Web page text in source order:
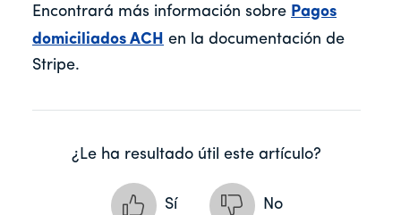
Encontrará más información sobre Pagos
domiciliados ACH en la documentación de
Stripe.
¿Le ha resultado útil este artículo?
Sí No